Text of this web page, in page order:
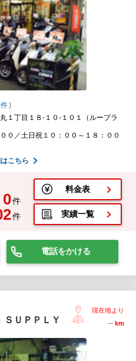
)
１丁目１８-１０-１０１（ループラ
０／土日祝１０：００～１８：００
こちら
0件
件
料金表
実績一覧
電話をかける
ＳＵＰＰＬＹ
現在地より
-- km